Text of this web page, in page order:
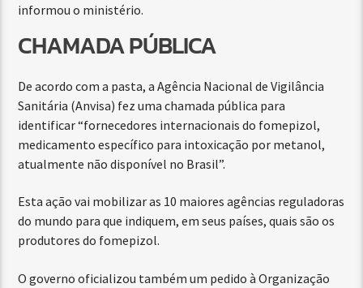
informou o ministério.
CHAMADA PÚBLICA
De acordo com a pasta, a Agência Nacional de Vigilância
Sanitária (Anvisa) fez uma chamada pública para
identificar “fornecedores internacionais do fomepizol,
medicamento específico para intoxicação por metanol,
atualmente não disponível no Brasil”.
Esta ação vai mobilizar as 10 maiores agências reguladoras
do mundo para que indiquem, em seus países, quais são os
produtores do fomepizol.
O governo oficializou também um pedido à Organização